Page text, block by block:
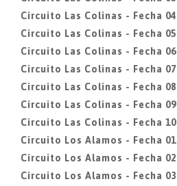
Circuito Las Colinas - Fecha 04
Circuito Las Colinas - Fecha 05
Circuito Las Colinas - Fecha 06
Circuito Las Colinas - Fecha 07
Circuito Las Colinas - Fecha 08
Circuito Las Colinas - Fecha 09
Circuito Las Colinas - Fecha 10
Circuito Los Alamos - Fecha 01
Circuito Los Alamos - Fecha 02
Circuito Los Alamos - Fecha 03